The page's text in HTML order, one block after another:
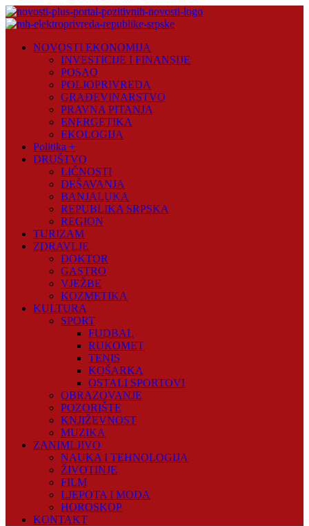
Skip
to
Plus
NOVOSTI EKONOMIJA
INVESTICIJE I FINANSIJE
POSAO
POLJOPRIVREDA
GRAĐEVINARSTVO
PRAVNA PITANJA
ENERGETIKA
EKOLOGIJA
Politika +
DRUŠTVO
LIČNOSTI
DEŠAVANJA
BANJALUKA
REPUBLIKA SRPSKA
REGION
TURIZAM
ZDRAVLJE
DOKTOR
GASTRO
VJEŽBE
KOZMETIKA
KULTURA
SPORT
FUDBAL
RUKOMET
TENIS
KOŠARKA
OSTALI SPORTOVI
OBRAZOVANJE
POZORIŠTE
KNJIŽEVNOST
MUZIKA
ZANIMLJIVO
NAUKA I TEHNOLOGIJA
ŽIVOTINJE
FILM
LJEPOTA I MODA
HOROSKOP
KONTAKT